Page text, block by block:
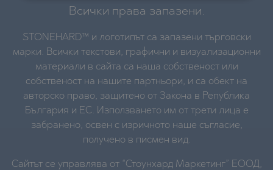
Всички права запазени.
STONEHARD™ и логотипът са запазени търговски
марки. Всички текстови, графични и визуализационни
материали в сайта са наша собственост или
собственост на нашите партньори, и са обект на
авторско право, защитено от Закона в Република
България и ЕС. Използването им от трети лица е
забранено, освен с изричното наше съгласие,
получено в писмен вид.
Сайтът се управлява от “Стоунхард Маркетинг” ЕООД,